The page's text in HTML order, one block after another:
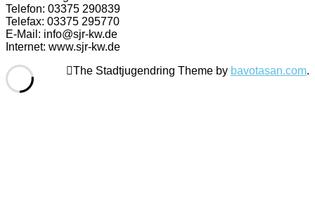
Telefon: 03375 290839
Telefax: 03375 295770
E-Mail: info@sjr-kw.de
Internet: www.sjr-kw.de
The Stadtjugendring Theme by bavotasan.com.